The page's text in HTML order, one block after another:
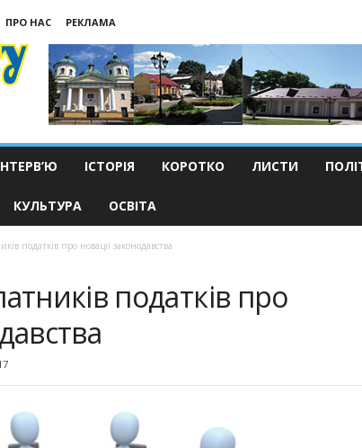
ПРО НАС
РЕКЛАМА
ІСТОРІЯ КОРОТКО ЛИСТИ
КУЛЬТУРА ОСВІТА
податків про новації законодавства
податків про